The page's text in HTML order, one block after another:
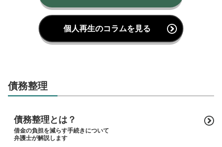
個人再生のコラムを見る
債務整理
債務整理とは？
借金の負担を減らす手続きについて
弁護士が解説します